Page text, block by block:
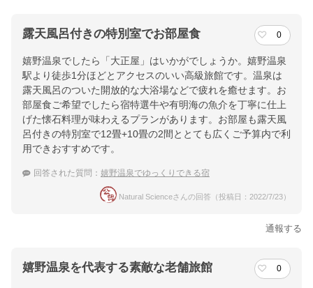
露天風呂付きの特別室でお部屋食 0
嬉野温泉でしたら「大正屋」はいかがでしょうか。嬉野温泉
駅より徒歩1分ほどとアクセスのいい高級旅館です。温泉は
露天風呂のついた開放的な大浴場などで疲れを癒せます。お
部屋食ご希望でしたら宿特選牛や有明海の魚介を丁寧に仕上
げた懐石料理が味わえるプランがあります。お部屋も露天風
呂付きの特別室で12畳+10畳の2間ととても広くご予算内で利
用できおすすめです。
回答された質問： 嬉野温泉でゆっくりできる宿
Natural Scienceさんの回答（投稿日：2022/7/23）
通報する
嬉野温泉を代表する素敵な老舗旅館 0